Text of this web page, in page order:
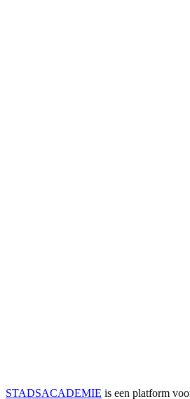
STADSACADEMIE is een platform